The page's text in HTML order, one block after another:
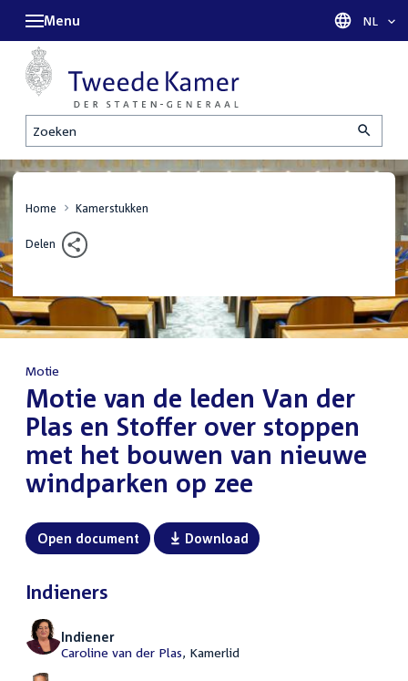
Zoeken
Menu Taal
NL
Home Kamerstukken
Delen
Motie
:Motie van de leden Van der
Plas en Stoffer over stoppen
met het bouwen van nieuwe
windparken op zee
Open document Download
Indieners
Indiener
Caroline van der Plas, Kamerlid